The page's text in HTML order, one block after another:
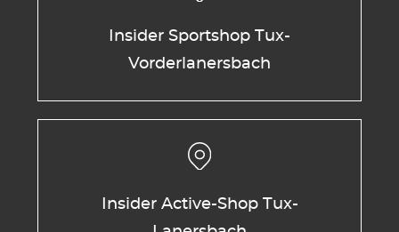
Insider Sportshop Tux-
Vorderlanersbach
Insider Active-Shop Tux-